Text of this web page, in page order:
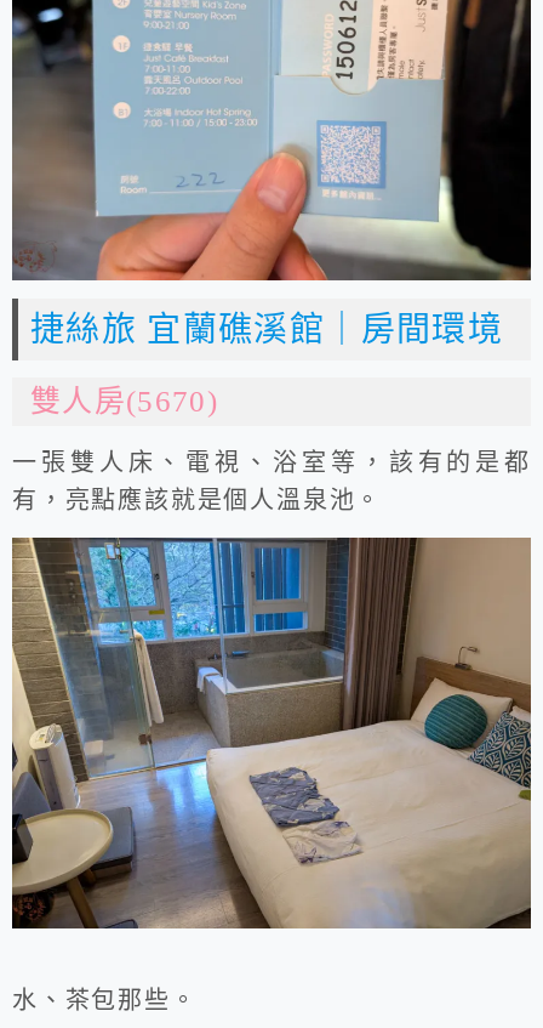
捷絲旅 宜蘭礁溪館｜房間環境
雙人房(5670)
一張雙人床、電視、浴室等，該有的是都
有，亮點應該就是個人溫泉池。
水、茶包那些。